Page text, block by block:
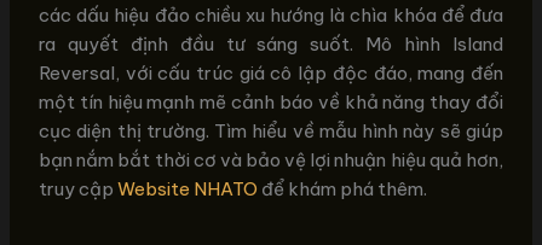
các dấu hiệu đảo chiều xu hướng là chìa khóa để đưa
ra quyết định đầu tư sáng suốt. Mô hình Island
Reversal, với cấu trúc giá cô lập độc đáo, mang đến
một tín hiệu mạnh mẽ cảnh báo về khả năng thay đổi
cục diện thị trường. Tìm hiểu về mẫu hình này sẽ giúp
bạn nắm bắt thời cơ và bảo vệ lợi nhuận hiệu quả hơn,
truy cậpWebsite NHATO để khám phá thêm.